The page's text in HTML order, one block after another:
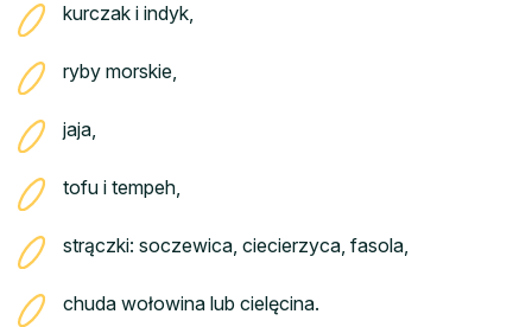
kurczak i indyk,
ryby morskie,
jaja,
tofu i tempeh,
strączki: soczewica, ciecierzyca, fasola,
chuda wołowina lub cielęcina.